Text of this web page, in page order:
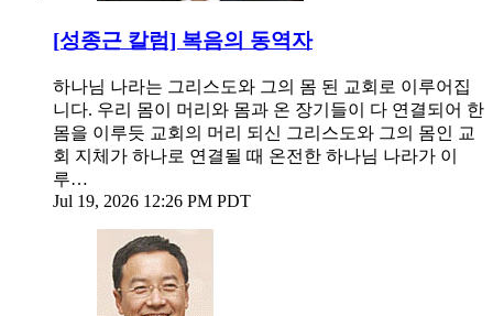
[성종근 칼럼] 복음의 동역자
하나님 나라는 그리스도와 그의 몸 된 교회로 이루어집
니다. 우리 몸이 머리와 몸과 온 장기들이 다 연결되어 한
몸을 이루듯 교회의 머리 되신 그리스도와 그의 몸인 교
회 지체가 하나로 연결될 때 온전한 하나님 나라가 이
루…
Jul 19, 2026 12:26 PM PDT